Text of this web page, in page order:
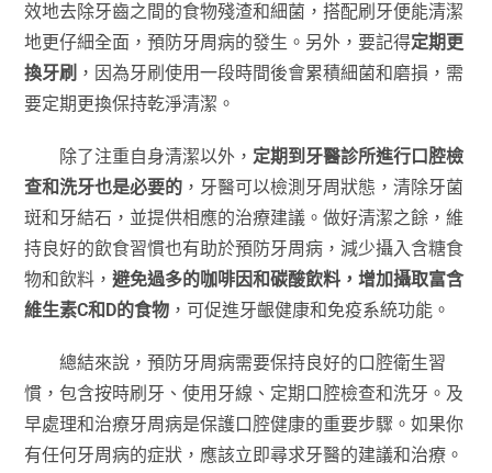
效地去除牙齒之間的食物殘渣和細菌，搭配刷牙便能清潔
地更仔細全面，預防牙周病的發生。另外，要記得定期更
換牙刷 ，因為牙刷使用一段時間後會累積細菌和磨損，需
要定期更換保持乾淨清潔。
除了注重自身清潔以外， 定期到牙醫診所進行口腔檢
查和洗牙也是必要的 ，牙醫可以檢測牙周狀態，清除牙菌
斑和牙結石，並提供相應的治療建議。做好清潔之餘，維
持良好的飲食習慣也有助於預防牙周病，減少攝入含糖食
物和飲料，避免過多的咖啡因和碳酸飲料，增加攝取富含
維生素C和D的食物 ，可促進牙齦健康和免疫系統功能。
總結來說，預防牙周病需要保持良好的口腔衛生習
慣，包含按時刷牙、使用牙線、定期口腔檢查和洗牙。及
早處理和治療牙周病是保護口腔健康的重要步驟。如果你
有任何牙周病的症狀，應該立即尋求牙醫的建議和治療。